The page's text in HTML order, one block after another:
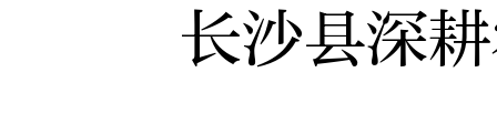
长沙县深耕